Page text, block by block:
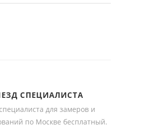
СПЕЦИАЛИСТА
для замеров и
по Москве бесплатный.